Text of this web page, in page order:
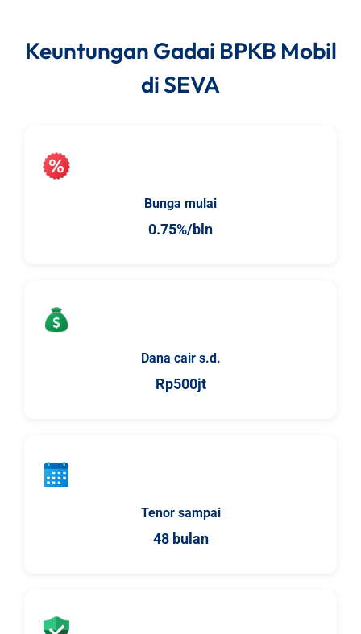
Keuntungan Gadai BPKB Mobil
di SEVA
Bunga mulai
0.75%/bln
Dana cair s.d.
Rp500jt
Tenor sampai
48 bulan